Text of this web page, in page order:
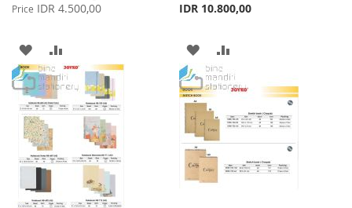
Price
Price IDR 4.500,00
ADD
TO
WISH
LIST
TO
COMPARE
IDR 10.800,00
ADD
TO
WISH
LIST
TO